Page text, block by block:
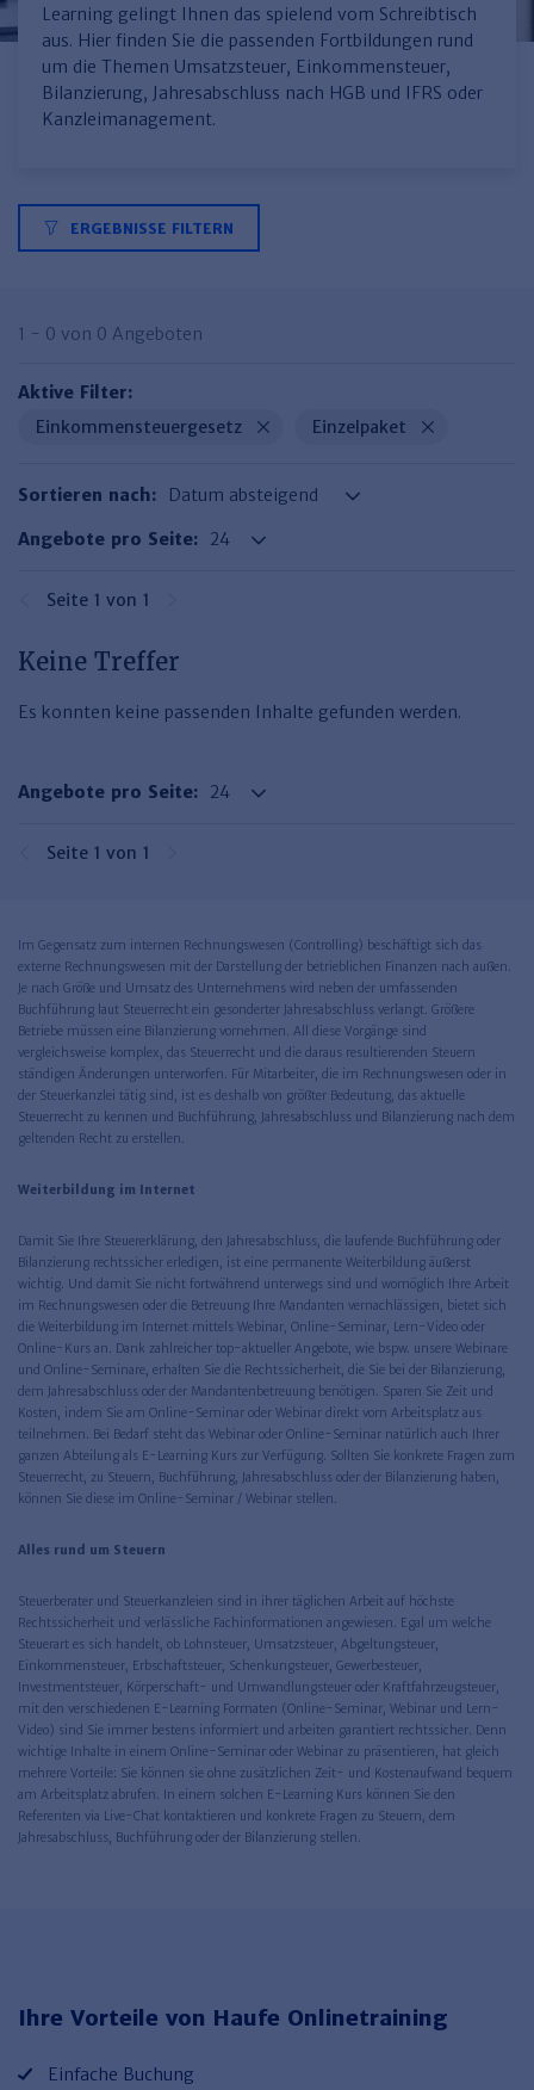
Personalmanagement und
Organisation
Personalentwicklung und
Talentmanagement
Entgeltabrechnung
Steuerkanzlei und Gebühren
Software und Tools
Familien- und Erbrecht
Miet- und WE-Recht
Rechtsanwaltskanzlei und Gebühren
Sozialrecht
Insolvenzrecht
Miet- und Bestandsverwaltung
WEG-Verwaltung
Finden Sie Ihr Thema
TV-L
SGB & Sozialwesen
Arbeitsschutz & BGM
Betriebliches
Gesundheitsmanagement
Zurück
Haufe Personal Office
Haufe Arbeitsschutz
Haufe TVöD/TV-L Office
Haufe Immobilien
Learning gelingt Ihnen das spielend vom Schreibtisch
aus. Hier finden Sie die passenden Fortbildungen rund
um die Themen Umsatzsteuer, Einkommensteuer,
Bilanzierung, Jahresabschluss nach HGB und IFRS oder
Kanzleimanagement.
ERGEBNISSE FILTERN
1 - 0 von 0 Angeboten
Aktive Filter:
Einkommensteuergesetz
Einzelpaket
Sortieren nach:
Angebote pro Seite:
Seite 1 von 1
Keine Treffer
Es konnten keine passenden Inhalte gefunden werden.
Angebote pro Seite:
Seite 1 von 1
Im Gegensatz zum internen Rechnungswesen (Controlling) beschäftigt sich das
externe Rechnungswesen mit der Darstellung der betrieblichen Finanzen nach außen.
Je nach Größe und Umsatz des Unternehmens wird neben der umfassenden
Buchführung laut Steuerrecht ein gesonderter Jahresabschluss verlangt. Größere
Betriebe müssen eine Bilanzierung vornehmen. All diese Vorgänge sind
vergleichsweise komplex, das Steuerrecht und die daraus resultierenden Steuern
ständigen Änderungen unterworfen. Für Mitarbeiter, die im Rechnungswesen oder in
der Steuerkanzlei tätig sind, ist es deshalb von größter Bedeutung, das aktuelle
Steuerrecht zu kennen und Buchführung, Jahresabschluss und Bilanzierung nach dem
geltenden Recht zu erstellen.
Weiterbildung im Internet
Damit Sie Ihre Steuererklärung, den Jahresabschluss, die laufende Buchführung oder
Bilanzierung rechtssicher erledigen, ist eine permanente Weiterbildung äußerst
wichtig. Und damit Sie nicht fortwährend unterwegs sind und womöglich Ihre Arbeit
im Rechnungswesen oder die Betreuung Ihre Mandanten vernachlässigen, bietet sich
die Weiterbildung im Internet mittels Webinar, Online-Seminar, Lern-Video oder
Online-Kurs an. Dank zahlreicher top-aktueller Angebote, wie bspw. unsere Webinare
und Online-Seminare, erhalten Sie die Rechtssicherheit, die Sie bei der Bilanzierung,
dem Jahresabschluss oder der Mandantenbetreuung benötigen. Sparen Sie Zeit und
Kosten, indem Sie am Online-Seminar oder Webinar direkt vom Arbeitsplatz aus
teilnehmen. Bei Bedarf steht das Webinar oder Online-Seminar natürlich auch Ihrer
ganzen Abteilung als E-Learning Kurs zur Verfügung. Sollten Sie konkrete Fragen zum
Steuerrecht, zu Steuern, Buchführung, Jahresabschluss oder der Bilanzierung haben,
können Sie diese im Online-Seminar / Webinar stellen.
Alles rund um Steuern
Steuerberater und Steuerkanzleien sind in ihrer täglichen Arbeit auf höchste
Rechtssicherheit und verlässliche Fachinformationen angewiesen. Egal um welche
Steuerart es sich handelt, ob Lohnsteuer, Umsatzsteuer, Abgeltungsteuer,
Einkommensteuer, Erbschaftsteuer, Schenkungsteuer, Gewerbesteuer,
Investmentsteuer, Körperschaft- und Umwandlungsteuer oder Kraftfahrzeugsteuer,
mit den verschiedenen E-Learning Formaten (Online-Seminar, Webinar und Lern-
Video) sind Sie immer bestens informiert und arbeiten garantiert rechtssicher. Denn
wichtige Inhalte in einem Online-Seminar oder Webinar zu präsentieren, hat gleich
mehrere Vorteile: Sie können sie ohne zusätzlichen Zeit- und Kostenaufwand bequem
am Arbeitsplatz abrufen. In einem solchen E-Learning Kurs können Sie den
Referenten via Live-Chat kontaktieren und konkrete Fragen zu Steuern, dem
Jahresabschluss, Buchführung oder der Bilanzierung stellen.
Ihre Vorteile von Haufe Onlinetraining
Einfache Buchung